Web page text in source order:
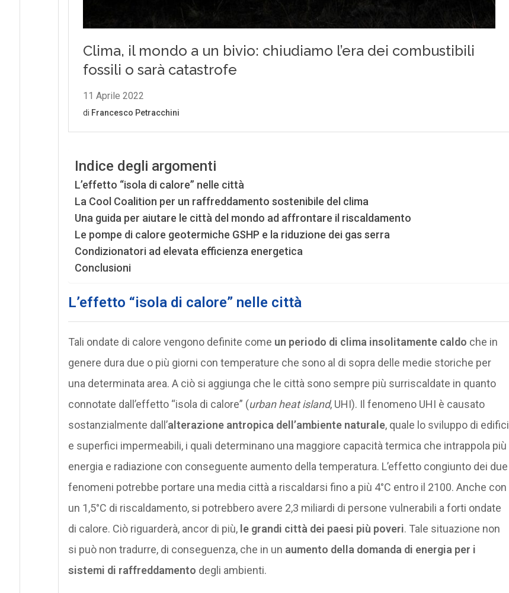
Indice degli argomenti
L’effetto “isola di calore” nelle città
La Cool Coalition per un raffreddamento sostenibile del clima
Una guida per aiutare le città del mondo ad affrontare il riscaldamento
Le pompe di calore geotermiche GSHP e la riduzione dei gas serra
Condizionatori ad elevata efficienza energetica
Conclusioni
L’effetto “isola di calore” nelle città
Tali ondate di calore vengono definite come un periodo di clima insolitamente caldo che in
genere dura due o più giorni con temperature che sono al di sopra delle medie storiche per
una determinata area. A ciò si aggiunga che le città sono sempre più surriscaldate in quanto
connotate dall’effetto “isola di calore” (urban heat island, UHI). Il fenomeno UHI è causato
sostanzialmente dall’alterazione antropica dell’ambiente naturale, quale lo sviluppo di edifici
e superfici impermeabili, i quali determinano una maggiore capacità termica che intrappola più
energia e radiazione con conseguente aumento della temperatura. L’effetto congiunto dei due
fenomeni potrebbe portare una media città a riscaldarsi fino a più 4°C entro il 2100. Anche con
un 1,5°C di riscaldamento, si potrebbero avere 2,3 miliardi di persone vulnerabili a forti ondate
di calore. Ciò riguarderà, ancor di più, le grandi città dei paesi più poveri. Tale situazione non
si può non tradurre, di conseguenza, che in un aumento della domanda di energia per i
sistemi di raffreddamento degli ambienti.